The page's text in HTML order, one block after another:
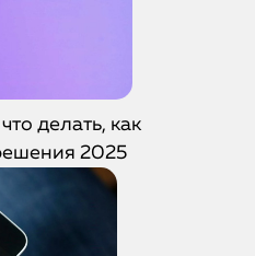
делать, как
2025